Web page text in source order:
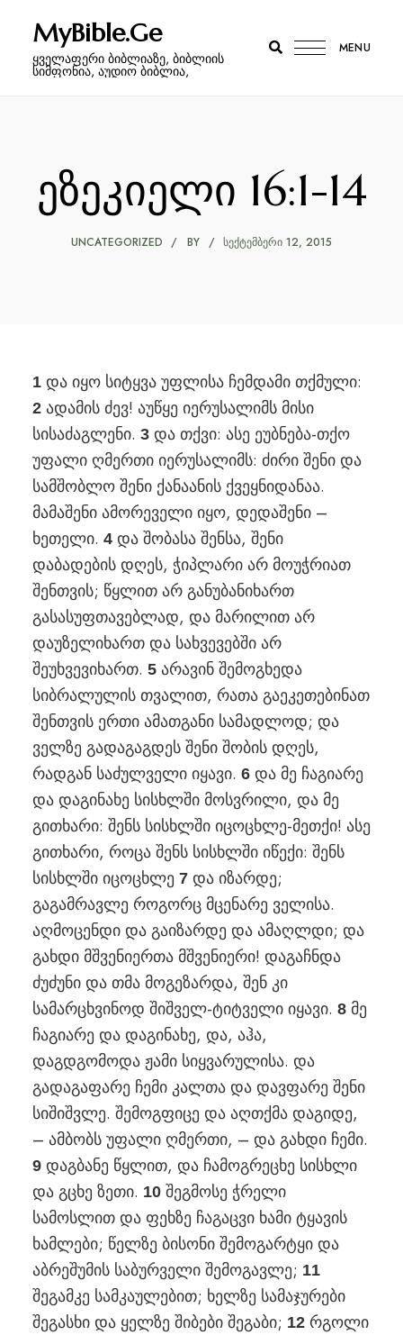
MyBible.Ge
ყველაფერი ბიბლიაზე, ბიბლიის
სიმფონია, აუდიო ბიბლია,
MENU
ეზეკიელი 16:1-14
UNCATEGORIZED BY ᲡᲔᲥᲢᲔᲛᲑᲔᲠᲘ 12, 2015
1 და იყო სიტყვა უფლისა ჩემდამი თქმული:
2 ადამის ძევ! აუწყე იერუსალიმს მისი
სისაძაგლენი. 3 და თქვი: ასე ეუბნება-თქო
უფალი ღმერთი იერუსალიმს: ძირი შენი და
სამშობლო შენი ქანაანის ქვეყნიდანაა.
მამაშენი ამორეველი იყო, დედაშენი –
ხეთელი. 4და შობასა შენსა, შენი
დაბადების დღეს, ჭიპლარი არ მოუჭრიათ
შენთვის; წყლით არ განუბანიხართ
გასასუფთავებლად, და მარილით არ
დაუზელიხართ და სახვევებში არ
შეუხვევიხართ. 5 არავინ შემოგხედა
სიბრალულის თვალით, რათა გაეკეთებინათ
შენთვის ერთი ამათგანი სამადლოდ; და
ველზე გადაგაგდეს შენი შობის დღეს,
რადგან საძულველი იყავი. 6 და მე ჩაგიარე
და დაგინახე სისხლში მოსვრილი, და მე
გითხარი: შენს სისხლში იცოცხლე-მეთქი! ასე
გითხარი, როცა შენს სისხლში იწექი: შენს
სისხლში იცოცხლე 7 და იზარდე;
გაგამრავლე როგორც მცენარე ველისა.
აღმოცენდი და გაიზარდე და ამაღლდი; და
გახდი მშვენიერთა მშვენიერი! დაგაჩნდა
ძუძუნი და თმა მოგეზარდა, შენ კი
სამარცხვინოდ შიშველ-ტიტველი იყავი. 8 მე
ჩაგიარე და დაგინახე, და, აჰა,
დაგდგომოდა ჟამი სიყვარულისა. და
გადაგაფარე ჩემი კალთა და დავფარე შენი
სიშიშვლე. შემოგფიცე და აღთქმა დაგიდე,
– ამბობს უფალი ღმერთი, – და გახდი ჩემი.
9დაგბანე წყლით, და ჩამოგრეცხე სისხლი
და გცხე ზეთი. 10 შეგმოსე ჭრელი
სამოსლით და ფეხზე ჩაგაცვი ხამი ტყავის
ხამლები; წელზე ბისონი შემოგარტყი და
აბრეშუმის საბურველი შემოგავლე; 11
შეგამკე სამკაულებით; ხელზე სამაჯურები
შეგასხი და ყელზე შიბები შეგაბი; 12 რგოლი